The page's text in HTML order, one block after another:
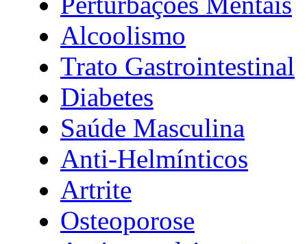
Alcoolismo
Trato Gastrointestinal
Diabetes
Saúde Masculina
Anti-Helmínticos
Artrite
Osteoporose